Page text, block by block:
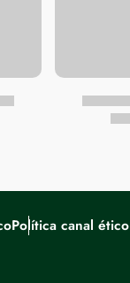
Política canal ético